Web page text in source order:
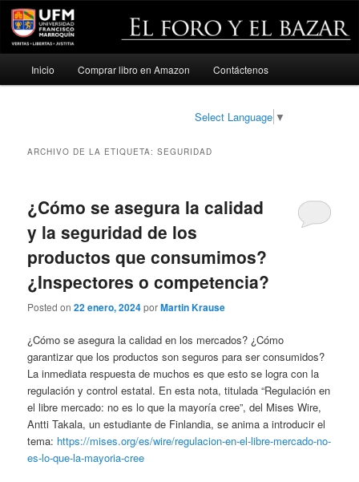
Ir
Ir
Inicio Comprar libro en Amazon Contáctenos
Select Language ▼
ARCHIVO DE LA ETIQUETA:SEGURIDAD
¿Cómo se asegura la calidad
y la seguridad de los
productos que consumimos?
¿Inspectores o competencia?
Posted on22 enero, 2024porMartin Krause
¿Cómo se asegura la calidad en los mercados? ¿Cómo
garantizar que los productos son seguros para ser consumidos?
La inmediata respuesta de muchos es que esto se logra con la
regulación y control estatal. En esta nota, titulada “Regulación en
el libre mercado: no es lo que la mayoría cree”, del Mises Wire,
Antti Takala, un estudiante de Finlandia, se anima a introducir el
tema: https://mises.org/es/wire/regulacion-en-el-libre-mercado-no-
es-lo-que-la-mayoria-cree